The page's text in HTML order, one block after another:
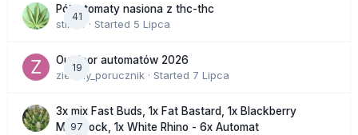
41
Półautomaty nasiona z thc-thc
stix33 · Started 5 Lipca
19
Outdoor automatów 2026
zielony_porucznik · Started 7 Lipca
97
3x mix Fast Buds, 1x Fat Bastard, 1x Blackberry
Moonrock, 1x White Rhino - 6x Automat